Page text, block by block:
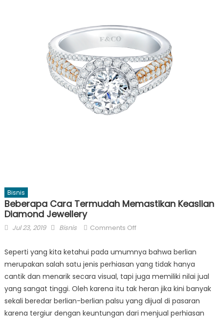
Bisnis
Beberapa Cara Termudah Memastikan Keaslian
Diamond Jewellery
Posted
Jul 23, 2019 Author
Bisnis Comments Offon
Cara
Termudah
Memastikan
Keaslian
Diamond
Jewellery
Seperti yang kita ketahui pada umumnya bahwa berlian
merupakan salah satu jenis perhiasan yang tidak hanya
cantik dan menarik secara visual, tapi juga memiliki nilai jual
yang sangat tinggi. Oleh karena itu tak heran jika kini banyak
sekali beredar berlian-berlian palsu yang dijual di pasaran
karena tergiur dengan keuntungan dari menjual perhiasan